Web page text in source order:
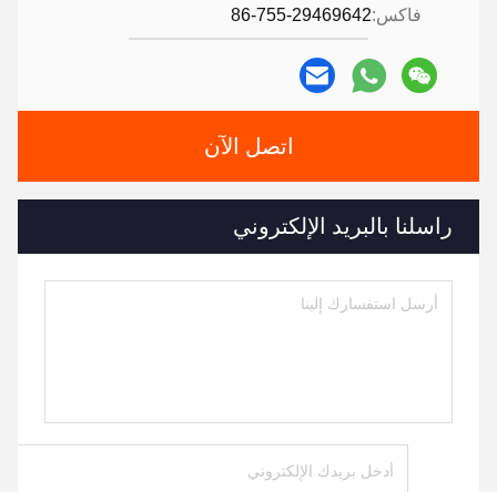
فاكس:86-755-29469642
اتصل الآن
راسلنا بالبريد الإلكتروني